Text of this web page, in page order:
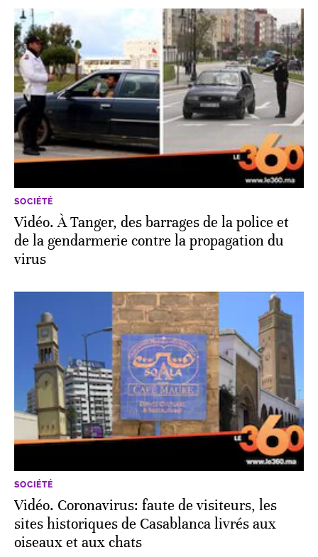
SOCIÉTÉ
Vidéo. À Tanger, des barrages de la police et
de la gendarmerie contre la propagation du
virus
SOCIÉTÉ
Vidéo. Coronavirus: faute de visiteurs, les
sites historiques de Casablanca livrés aux
oiseaux et aux chats